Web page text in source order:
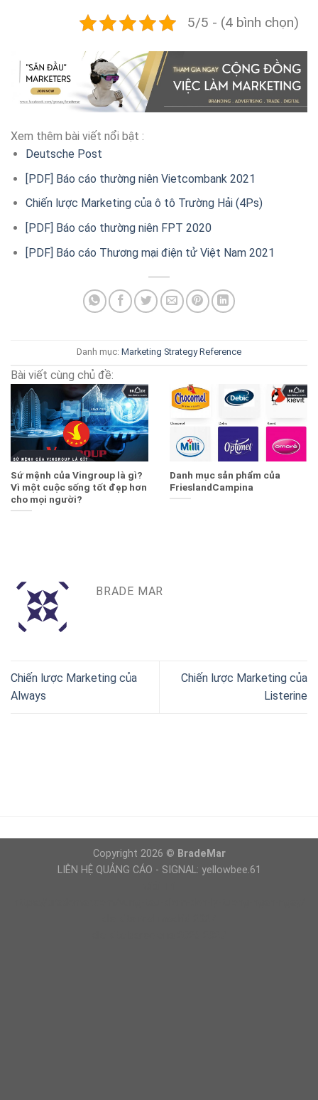
5/5 - (4 bình chọn)
Xem thêm bài viết nổi bật :
Deutsche Post
[PDF] Báo cáo thường niên Vietcombank 2021
Chiến lược Marketing của ô tô Trường Hải (4Ps)
[PDF] Báo cáo thường niên FPT 2020
[PDF] Báo cáo Thương mại điện tử Việt Nam 2021
Danh mục: Marketing Strategy Reference
Bài viết cùng chủ đề:
Sứ mệnh của Vingroup là gì?
Vì một cuộc sống tốt đẹp hơn
cho mọi người?
Danh mục sản phẩm của
FrieslandCampina
BRADE MAR
Chiến lược Marketing của
Always
Chiến lược Marketing của
Listerine
Copyright 2026 © BradeMar
LIÊN HỆ QUẢNG CÁO - SIGNAL: yellowbee.61